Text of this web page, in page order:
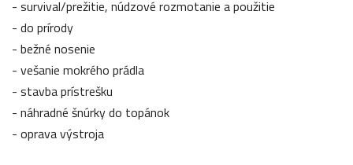
- survival/prežitie, núdzové rozmotanie a použitie
- do prírody
- bežné nosenie
- vešanie mokrého prádla
- stavba prístrešku
- náhradné šnúrky do topánok
- oprava výstroja